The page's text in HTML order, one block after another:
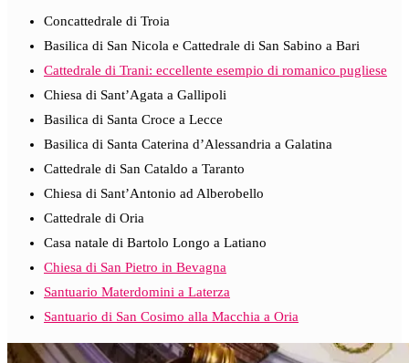
Concattedrale di Troia
Basilica di San Nicola e Cattedrale di San Sabino a Bari
Cattedrale di Trani: eccellente esempio di romanico pugliese
Chiesa di Sant’Agata a Gallipoli
Basilica di Santa Croce a Lecce
Basilica di Santa Caterina d’Alessandria a Galatina
Cattedrale di San Cataldo a Taranto
Chiesa di Sant’Antonio ad Alberobello
Cattedrale di Oria
Casa natale di Bartolo Longo a Latiano
Chiesa di San Pietro in Bevagna
Santuario Materdomini a Laterza
Santuario di San Cosimo alla Macchia a Oria